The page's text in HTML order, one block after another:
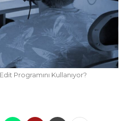
Programını Kullanıyor?